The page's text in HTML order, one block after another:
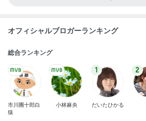
オフィシャルブロガーランキング
総合ランキング
市川團十郎白
猿
小林麻央
1
だいたひかる
2